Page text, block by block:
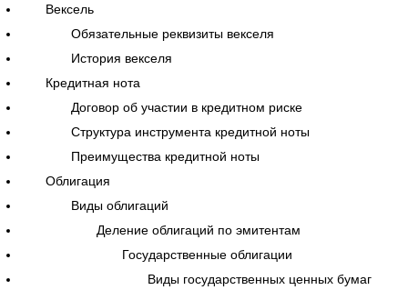
Вексель
Обязательные реквизиты векселя
История векселя
Кредитная нота
Договор об участии в кредитном риске
Структура инструмента кредитной ноты
Преимущества кредитной ноты
Облигация
Виды облигаций
Деление облигаций по эмитентам
Государственные облигации
Виды государственных ценных бумаг